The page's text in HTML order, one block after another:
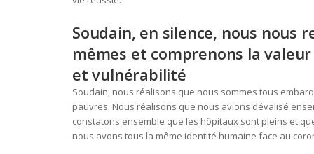
Soudain, en silence, nous nous
mêmes et comprenons la
et vulnérabilité
Soudain, nous réalisons que nous sommes tous
pauvres. Nous réalisons que nous avions dévalisé
constatons ensemble que les hôpitaux sont pleins et
nous avons tous la même identité humaine face au